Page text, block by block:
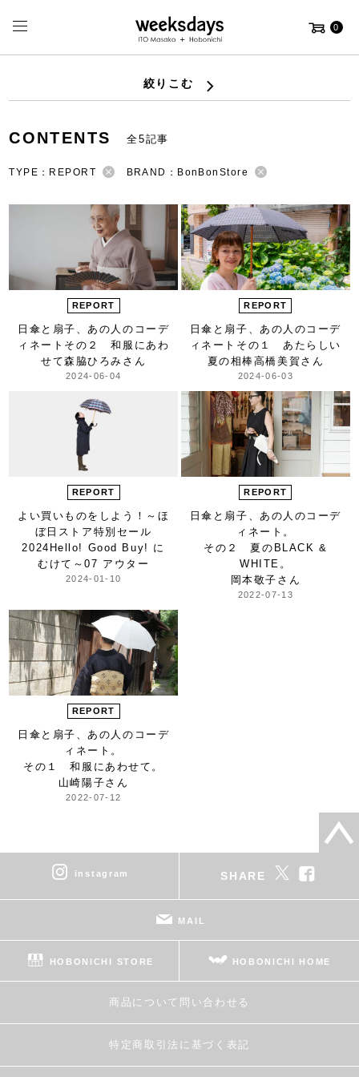
0
絞りこむ
CONTENTS 全5記事
TYPE：REPORT BRAND：BonBonStore
REPORT
日傘と扇子、 あの人のコーデ
ィネート その２ 和服にあわ
せて森脇ひろみさん
2024-06-04
REPORT
日傘と扇子、 あの人のコーデ
ィネート その１ あたらしい
夏の相棒高橋美賀さん
2024-06-03
REPORT
よい買いものをしよう！ ～ほ
ぼ日ストア特別セール
2024 Hello! Good Buy! に
むけて～07 アウター
2024-01-10
REPORT
日傘と扇子、 あの人のコーデ
ィネート。
その２ 夏のBLACK &
WHITE。
岡本敬子さん
2022-07-13
REPORT
日傘と扇子、 あの人のコーデ
ィネート。
その１ 和服にあわせて。
山崎陽子さん
2022-07-12
instagram SHARE
MAIL
HOBONICHI STORE HOBONICHI HOME
商品について問い合わせる
特定商取引法に基づく表記